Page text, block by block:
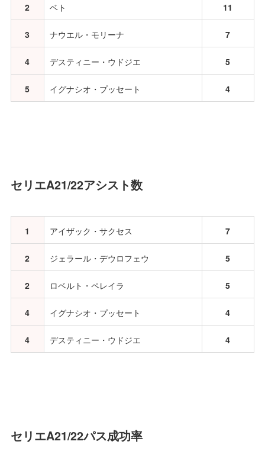
2 ベト 11
3 ナウエル・モリーナ 7
4 デスティニー・ウドジエ 5
5 イグナシオ・プッセート 4
セリエA21/22アシスト数
1 アイザック・サクセス 7
2 ジェラール・デウロフェウ 5
2 ロベルト・ペレイラ 5
4 イグナシオ・プッセート 4
4 デスティニー・ウドジエ 4
セリエA21/22パス成功率